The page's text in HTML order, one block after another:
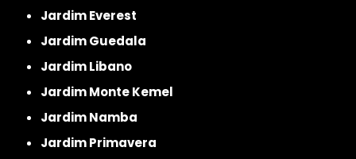
Jardim Everest
Jardim Guedala
Jardim Libano
Jardim Monte Kemel
Jardim Namba
Jardim Primavera